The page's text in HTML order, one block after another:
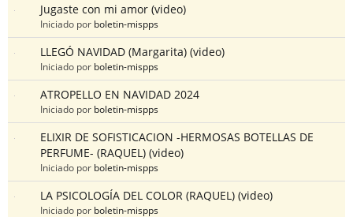
Jugaste con mi amor (video)
Iniciado por boletin-mispps
LLEGÓ NAVIDAD (Margarita) (video)
Iniciado por boletin-mispps
ATROPELLO EN NAVIDAD 2024
Iniciado por boletin-mispps
ELIXIR DE SOFISTICACION -HERMOSAS BOTELLAS DE
PERFUME- (RAQUEL) (video)
Iniciado por boletin-mispps
LA PSICOLOGÍA DEL COLOR (RAQUEL) (video)
Iniciado por boletin-mispps